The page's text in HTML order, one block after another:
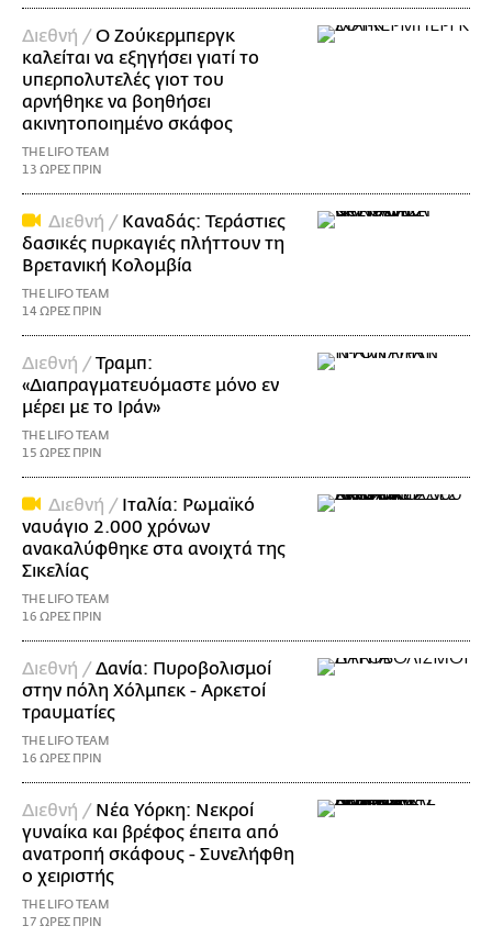
Διεθνή /Ο Ζούκερμπεργκ
καλείται να εξηγήσει γιατί το
υπερπολυτελές γιοτ του
αρνήθηκε να βοηθήσει
ακινητοποιημένο σκάφος
THE LIFO TEAM
13 ΩΡΕΣ ΠΡΙΝ
Διεθνή / Καναδάς: Τεράστιες
δασικές πυρκαγιές πλήττουν τη
Βρετανική Κολομβία
THE LIFO TEAM
14 ΩΡΕΣ ΠΡΙΝ
Διεθνή /Τραμπ:
«Διαπραγματευόμαστε μόνο εν
μέρει με το Ιράν»
THE LIFO TEAM
15 ΩΡΕΣ ΠΡΙΝ
Διεθνή / Ιταλία: Ρωμαϊκό
ναυάγιο 2.000 χρόνων
ανακαλύφθηκε στα ανοιχτά της
Σικελίας
THE LIFO TEAM
16 ΩΡΕΣ ΠΡΙΝ
Διεθνή /Δανία: Πυροβολισμοί
στην πόλη Χόλμπεκ - Αρκετοί
τραυματίες
THE LIFO TEAM
16 ΩΡΕΣ ΠΡΙΝ
Διεθνή / Νέα Υόρκη: Νεκροί
γυναίκα και βρέφος έπειτα από
ανατροπή σκάφους - Συνελήφθη
ο χειριστής
THE LIFO TEAM
17 ΩΡΕΣ ΠΡΙΝ